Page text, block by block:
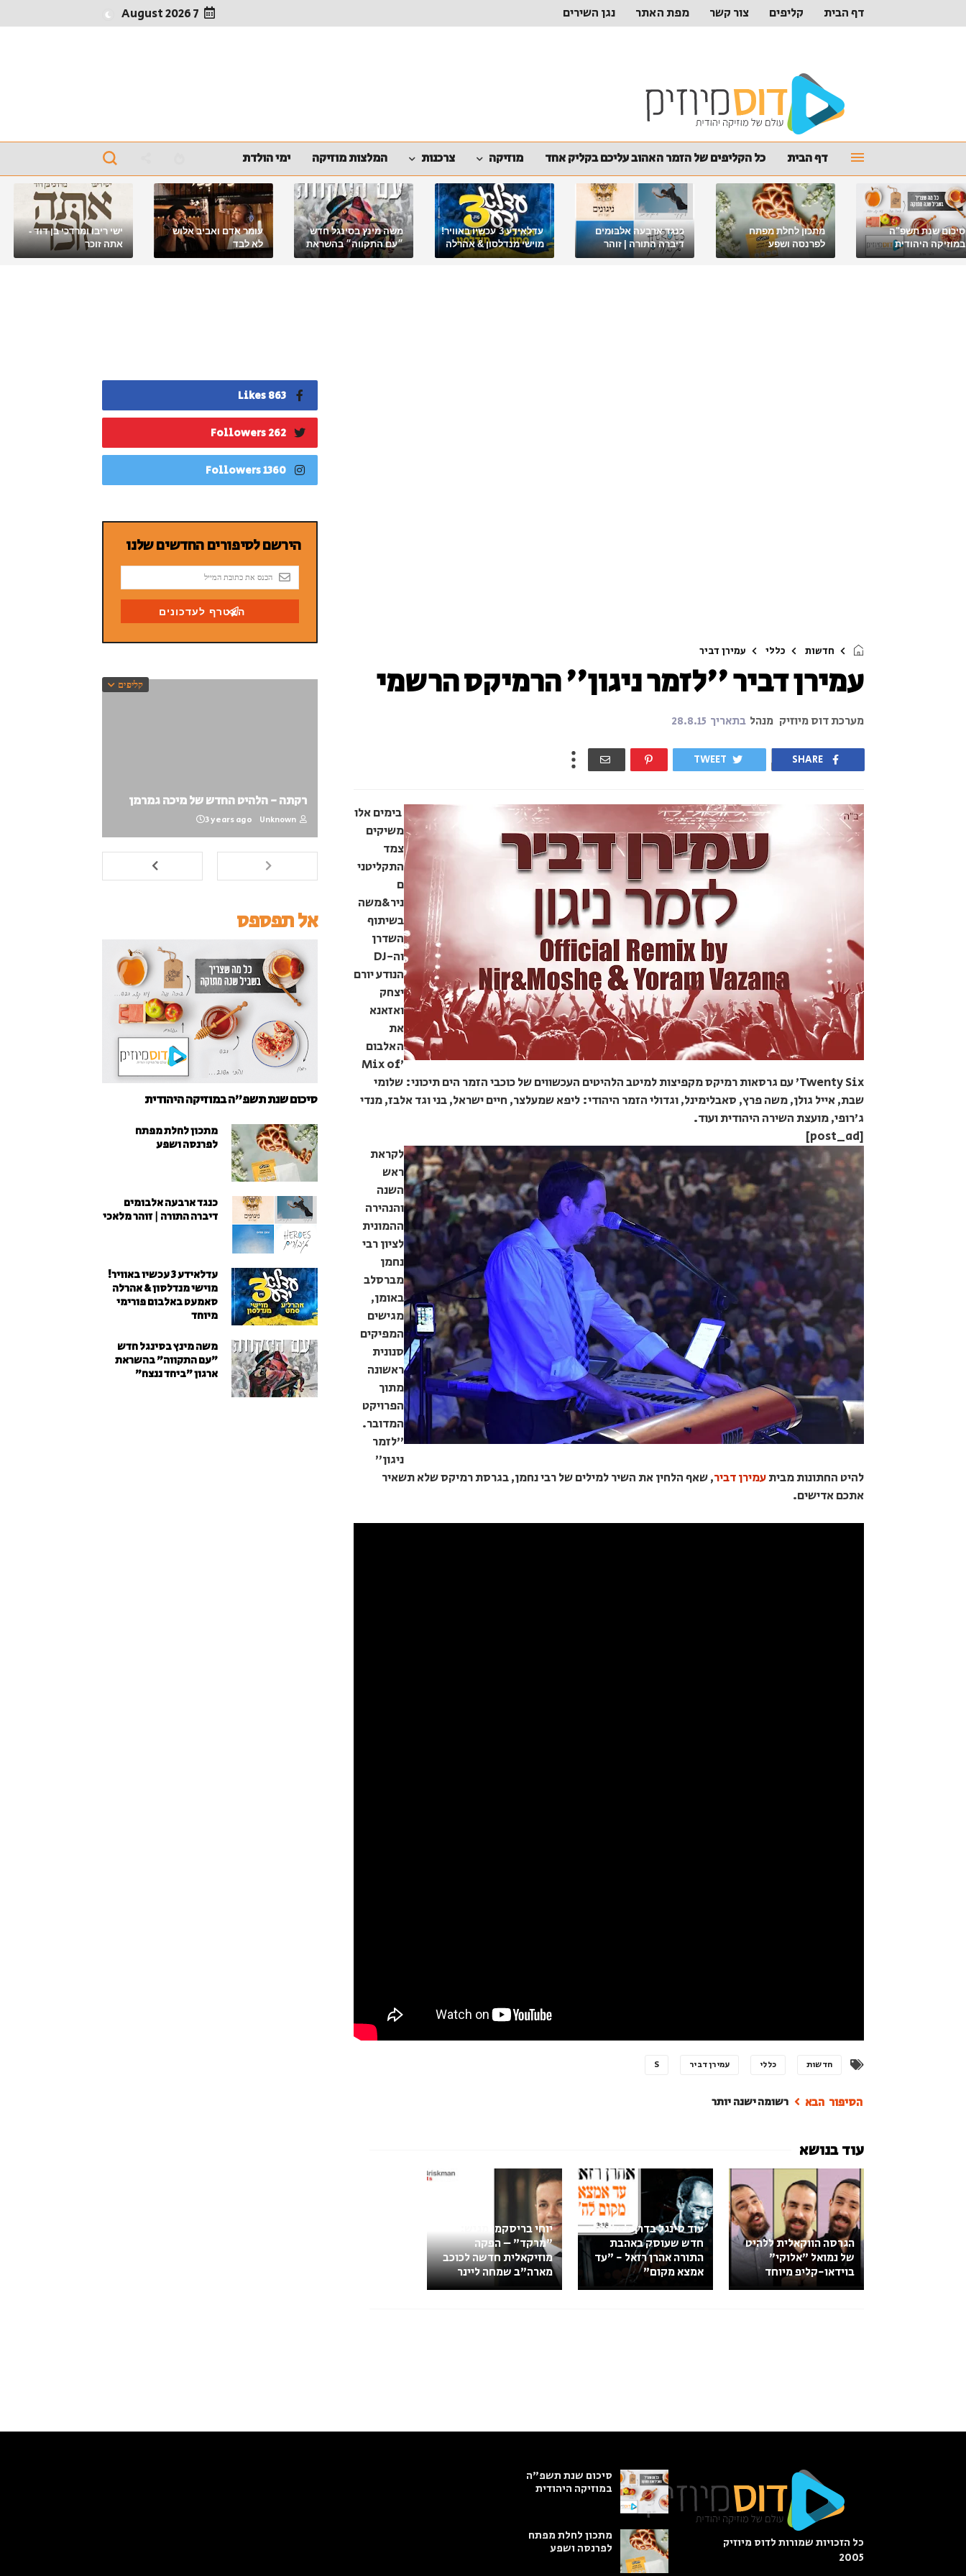
דף הבית קליפים צור קשר מפת האתר נגן השירים 7 August 2026
דף הבית כל הקליפים של הזמר האהוב עליכם בקליק אחד מוזיקה צרכנות המלצות מוזיקה ימי הולדת
סיכום שנת תשפ"ה
במוזיקה היהודית
מתכון לחלת מפתח
לפרנסה ושפע
כנגד ארבעה אלבומים
דיברה התורה | זוהר
מלאכי
עדלאידע 3 עכשיו באוויר!
מוישי מנדלסון & אהרלה
סאמעט באלבום פורימי
משה מינץ בסינגל חדש
״עם התקווה״ בהשראת
ארגון "ביחד ננצח"
עומר אדם ואביב אלוש
לא לבד
ישי ריבו ומרדכי בן דוד -
אתה זוכר
חדשות כללי עמירן דביר
עמירן דביר ''לזמר ניגון'' הרמיקס הרשמי
מערכת דוס מיוזיק מנהל בתאריך 28.8.15
SHARE
TWEET
בימים אלו
משיקים
צמד
התקליטני
ם
ניר&משה
בשיתוף
השדרן
וה-DJ
הנודע יורם
יצחק
ואזאנא
את
האלבום
'Mix of
Twenty Six' עם גרסאות רמיקס מקפיצות למיטב הלהיטים העכשווים של כוכבי הזמר הים תיכוני: שלומי
שבת, אייל גולן, משה פרץ, סאבלימינל, וגדולי הזמר היהודי: ליפא שמעלצר, חיים ישראל, בני וגד אלבז, מנדי
ג'רופי, מועצת השירה היהודית ועוד.
[post_ad]
לקראת
ראש
השנה
והנהירה
ההמונית
לציון רבי
נחמן
מברסלב
באומן,
מגישים
המפיקים
סנונית
ראשונה
מתוך
הפרויקט
המדובר.
"לזמר
ניגון"
להיט החתונות מביתעמירן דביר, שאף הלחין את השיר למילים של רבי נחמן, בגרסת רמיקס שלא תשאיר
אתכם אדישים.
חדשות כללי עמירן דביר S
רשומה ישנה יותר
הגרסה הווקאלית ללהיט
של נמואל "אלוקי"
בוידאו-קליפ מיוחד
עוד סינגל בדרך לאלבום
חדש שעוסק באהבת
התורה אהרן רזאל - "עד
אמצא מקום"
יוחי בריסקמן מגיש:
"מרקד" – הפקה
מוזיקאלית חדשה לכוכב
מארה"ב שמחה ליינר
863 Likes
262 Followers
1360 Followers
קליפים
רקתה - הלהיט החדש של מיכה גמרמן
Unknown
3 years ago
אל תפספס
סיכום שנת תשפ"ה במוזיקה היהודית
מתכון לחלת מפתח
לפרנסה ושפע
כנגד ארבעה אלבומים
דיברה התורה | זוהר מלאכי
עדלאידע 3 עכשיו באוויר!
מוישי מנדלסון & אהרלה
סאמעט באלבום פורימי
מיוחד
משה מינץ בסינגל חדש
״עם התקווה״ בהשראת
ארגון "ביחד ננצח"
כל הזכויות שמורות לדוס מיוזיק
2005
סיכום שנת תשפ"ה
במוזיקה היהודית
מתכון לחלת מפתח
לפרנסה ושפע